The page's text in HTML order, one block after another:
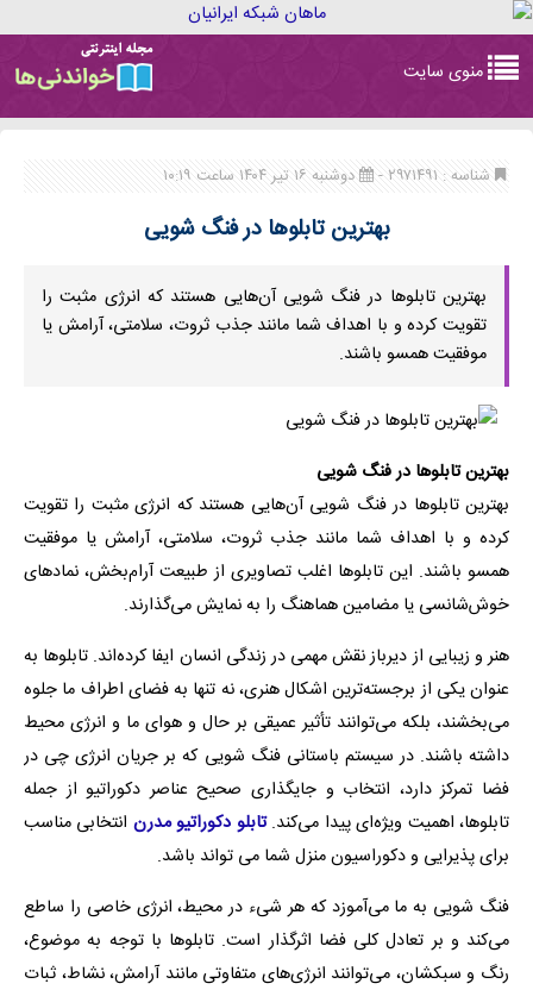
navigation
منوی سایت
شناسه : ۲۹۷۱۴۹۱ - دوشنبه ۱۶ تیر ۱۴۰۴ ساعت ۱۰:۱۹
بهترین تابلوها در فنگ شویی
بهترین تابلوها در فنگ شویی آن‌هایی هستند که انرژی مثبت را
تقویت کرده و با اهداف شما مانند جذب ثروت، سلامتی، آرامش یا
موفقیت همسو باشند.
بهترین تابلوها در فنگ شویی
بهترین تابلوها در فنگ شویی آن‌هایی هستند که انرژی مثبت را تقویت
کرده و با اهداف شما مانند جذب ثروت، سلامتی، آرامش یا موفقیت
همسو باشند. این تابلوها اغلب تصاویری از طبیعت آرام‌بخش، نمادهای
خوش‌شانسی یا مضامین هماهنگ را به نمایش می‌گذارند.
هنر و زیبایی از دیرباز نقش مهمی در زندگی انسان ایفا کرده‌اند. تابلوها به
عنوان یکی از برجسته‌ترین اشکال هنری، نه تنها به فضای اطراف ما جلوه
می‌بخشند، بلکه می‌توانند تأثیر عمیقی بر حال و هوای ما و انرژی محیط
داشته باشند. در سیستم باستانی فنگ شویی که بر جریان انرژی چی در
فضا تمرکز دارد، انتخاب و جایگذاری صحیح عناصر دکوراتیو از جمله
تابلوها، اهمیت ویژه‌ای پیدا می‌کند.تابلو دکوراتیو مدرن انتخابی مناسب
برای پذیرایی و دکوراسیون منزل شما می تواند باشد.
فنگ شویی به ما می‌آموزد که هر شیء در محیط، انرژی خاصی را ساطع
می‌کند و بر تعادل کلی فضا اثرگذار است. تابلوها با توجه به موضوع،
رنگ و سبکشان، می‌توانند انرژی‌های متفاوتی مانند آرامش، نشاط، ثبات